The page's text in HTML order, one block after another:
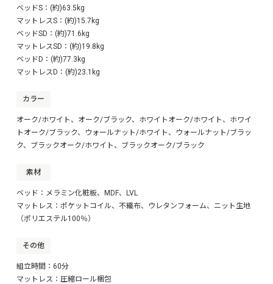
ベッドS：(約)63.5kg
マットレスS：(約)15.7kg
ベッドSD：(約)71.6kg
マットレスSD：(約)19.8kg
ベッドD：(約)77.3kg
マットレスD：(約)23.1kg
カラー
オーク/ホワイト、オーク/ブラック、ホワイトオーク/ホワイト、ホワイ
トオーク/ブラック、ウォールナット/ホワイト、ウォールナット/ブラッ
ク、ブラックオーク/ホワイト、ブラックオーク/ブラック
素材
ベッド：メラミン化粧板、MDF、LVL
マットレス：ポケットコイル、不織布、ウレタンフォーム、ニット生地
（ポリエステル100％）
その他
組立時間：60分
マットレス：圧縮ロール梱包